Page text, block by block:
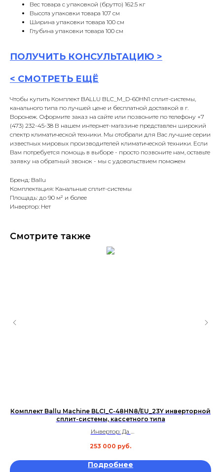
Вес товара с упаковкой (брутто) 162.5 кг
Высота упаковки товара 107 см
Ширина упаковки товара 100 см
Глубина упаковки товара 100 см
ПОЛУЧИТЬ КОНСУЛЬТАЦИЮ >
< СМОТРЕТЬ ЕЩЁ
Чтобы купить Комплект BALLU BLC_M_D-60HN1 сплит-системы,
канального типа по лучшей цене и бесплатной доставкой в г.
Воронеж. Оформите заказ на сайте или позвоните по телефону +7
(473) 232-45-38 В нашем интернет-магазине представлен широкий
спектр климатической техники. Мы отобрали для Вас лучшие серии
известных мировых производителей климатической техники. Если
Вам потребуется помощь в выборе - просто позвоните нам, оставьте
заявку на обратный звонок - мы с удовольствием поможем
Бренд: Ballu
Комплектация: Канальные сплит-системы
Площадь: до 90 м² и более
Инвертор: Нет
Смотрите также
Комплект Ballu Machine BLCI_C-48HN8/EU_23Y инверторной
сплит-системы, кассетного типа
Инвертор: Да
Уровень шума: 48 дБ
253 000 руб.
Подробнее